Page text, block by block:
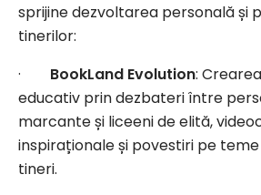
sprijine dezvoltarea personală și
tinerilor:
· BookLand Evolution:
educativ prin dezbateri între
marcante și liceeni de elită,
inspiraționale și povestiri pe
tineri.